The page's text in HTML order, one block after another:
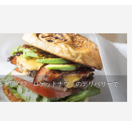
届く!?「ロケットナウ」のデリバリーで